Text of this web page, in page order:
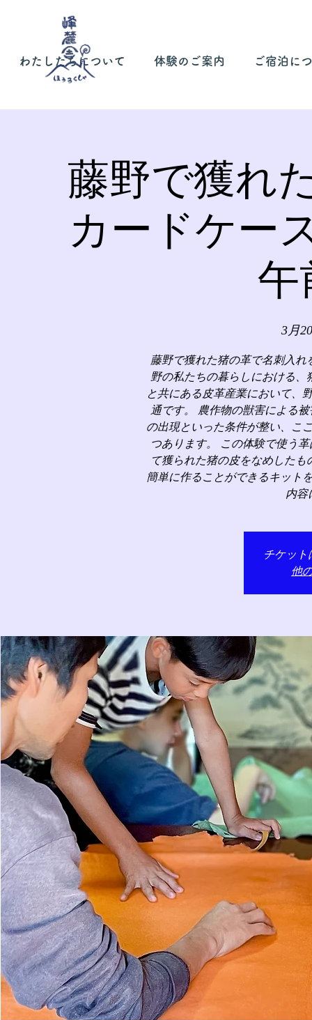
わたしたちについて 体験のご案内 ご宿泊に
藤野で獲れ
カードケー
午
3月
藤野で獲れた猪の革で名刺入
野の私たちの暮らしにおける
と共にある皮革産業において、
通です。 農作物の獣害による
の出現といった条件が整い、こ
つあります。 この体験で使う
て獲られた猪の皮をなめした
簡単に作ることができるキット
内容
チケット
他